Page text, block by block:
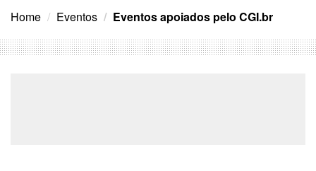
Home Eventos Eventos apoiados pelo CGI.br